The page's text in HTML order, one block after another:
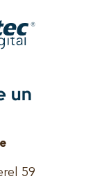
un
59